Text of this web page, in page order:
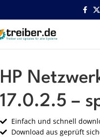
Startseite HP Netzwerk
HP
17.0.2.5 –
Einfach und schnell
Download aus geprüft